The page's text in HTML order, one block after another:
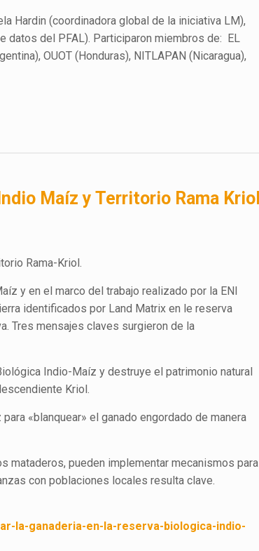
Hardin (coordinadora global de la iniciativa LM),
datos del PFAL). Participaron miembros de: EL
OUOT (Honduras), NITLAPAN (Nicaragua),
Maíz y Territorio Rama Kriol
Rama-Kriol.
y en el marco del trabajo realizado por la ENI
identificados por Land Matrix en le reserva
Tres mensajes claves surgieron de la
Indio-Maíz y destruye el patrimonio natural
Kriol.
«blanquear» el ganado engordado de manera
mataderos, pueden implementar mecanismos para
con poblaciones locales resulta clave.
la-ganaderia-en-la-reserva-biologica-indio-